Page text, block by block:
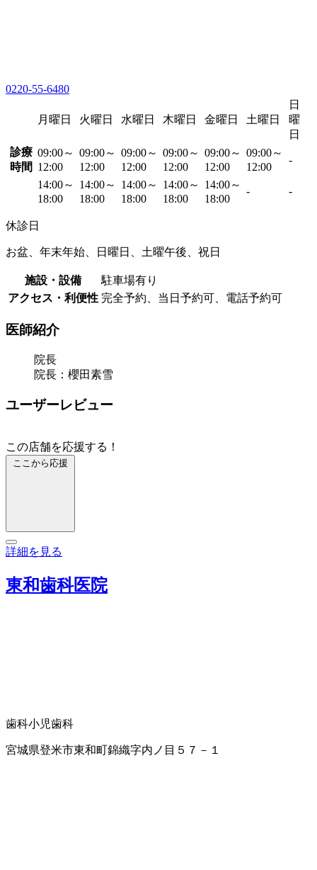
0220-55-6480
月曜日 火曜日 水曜日 木曜日 金曜日 土曜日
日
曜
日
診療
時間
09:00～
12:00
09:00～
12:00
09:00～
12:00
09:00～
12:00
09:00～
12:00
09:00～
12:00
-
14:00～
18:00
14:00～
18:00
14:00～
18:00
14:00～
18:00
14:00～
18:00
- -
休診日
お盆、年末年始、日曜日、土曜午後、祝日
施設・設備
駐車場有り
アクセス・利便性 完全予約、当日予約可、電話予約可
医師紹介
院長
院長：櫻田素雪
ユーザーレビュー
この店舗を応援する！
ここから応援
詳細を見る
東和歯科医院
歯科小児歯科
宮城県登米市東和町錦織字内ノ目５７－１